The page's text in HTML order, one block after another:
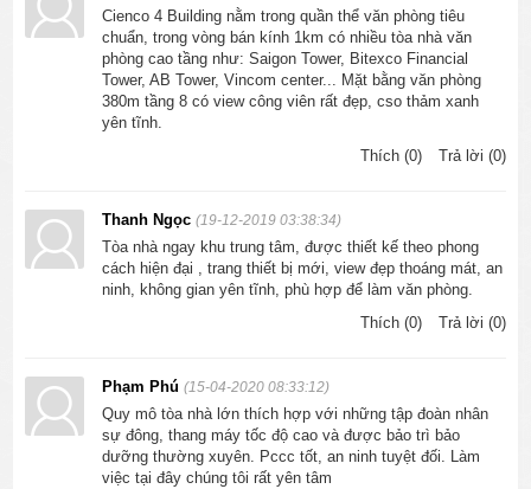
Cienco 4 Building nằm trong quần thể văn phòng tiêu
chuẩn, trong vòng bán kính 1km có nhiều tòa nhà văn
phòng cao tầng như: Saigon Tower, Bitexco Financial
Tower, AB Tower, Vincom center... Mặt bằng văn phòng
380m tầng 8 có view công viên rất đẹp, cso thảm xanh
yên tĩnh.
Thích (0)
Trả lời (0)
Thanh Ngọc(19-12-2019 03:38:34)
Tòa nhà ngay khu trung tâm, được thiết kế theo phong
cách hiện đại , trang thiết bị mới, view đẹp thoáng mát, an
ninh, không gian yên tĩnh, phù hợp để làm văn phòng.
Thích (0)
Trả lời (0)
Phạm Phú(15-04-2020 08:33:12)
Quy mô tòa nhà lớn thích hợp với những tập đoàn nhân
sự đông, thang máy tốc độ cao và được bảo trì bảo
dưỡng thường xuyên. Pccc tốt, an ninh tuyệt đối. Làm
việc tại đây chúng tôi rất yên tâm